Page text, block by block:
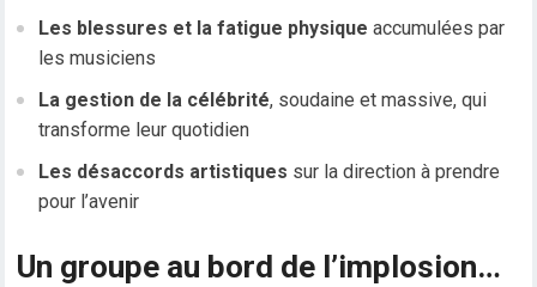
Les blessures et la fatigue physique accumulées par
les musiciens
La gestion de la célébrité, soudaine et massive, qui
transforme leur quotidien
Les désaccords artistiques sur la direction à prendre
pour l’avenir
Un groupe au bord de l’implosion…